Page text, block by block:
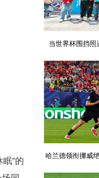
”的
当世界杯围挡
萃，
哈兰德领衔挪威